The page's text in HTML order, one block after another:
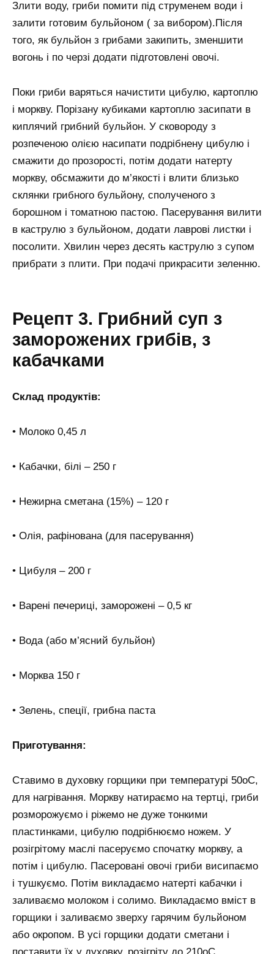
Злити воду, гриби помити під струменем води і
залити готовим бульйоном ( за вибором).Після
того, як бульйон з грибами закипить, зменшити
вогонь і по черзі додати підготовлені овочі.
Поки гриби варяться начистити цибулю, картоплю
і моркву. Порізану кубиками картоплю засипати в
киплячий грибний бульйон. У сковороду з
розпеченою олією насипати подрібнену цибулю і
смажити до прозорості, потім додати натерту
моркву, обсмажити до м’якості і влити близько
склянки грибного бульйону, сполученого з
борошном і томатною пастою. Пасерування вилити
в каструлю з бульйоном, додати лаврові листки і
посолити. Хвилин через десять каструлю з супом
прибрати з плити. При подачі прикрасити зеленню.
Рецепт 3. Грибний суп з
заморожених грибів, з
кабачками
Склад продуктів:
• Молоко 0,45 л
• Кабачки, білі – 250 г
• Нежирна сметана (15%) – 120 г
• Олія, рафінована (для пасерування)
• Цибуля – 200 г
• Варені печериці, заморожені – 0,5 кг
• Вода (або м’ясний бульйон)
• Морква 150 г
• Зелень, спеції, грибна паста
Приготування:
Ставимо в духовку горщики при температурі 50оС,
для нагрівання. Моркву натираємо на тертці, гриби
розморожуємо і ріжемо не дуже тонкими
пластинками, цибулю подрібнюємо ножем. У
розігрітому маслі пасеруємо спочатку моркву, а
потім і цибулю. Пасеровані овочі гриби висипаємо
і тушкуємо. Потім викладаємо натерті кабачки і
заливаємо молоком і солимо. Викладаємо вміст в
горщики і заливаємо зверху гарячим бульйоном
або окропом. В усі горщики додати сметани і
поставити їх у духовку, розігріту до 210оС,